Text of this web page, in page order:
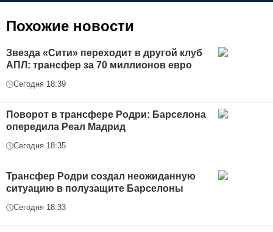
Похожие новости
Звезда «Сити» переходит в другой клуб
АПЛ: трансфер за 70 миллионов евро
Сегодня 18:39
Поворот в трансфере Родри: Барселона
опередила Реал Мадрид
Сегодня 18:35
Трансфер Родри создал неожиданную
ситуацию в полузащите Барселоны
Сегодня 18:33